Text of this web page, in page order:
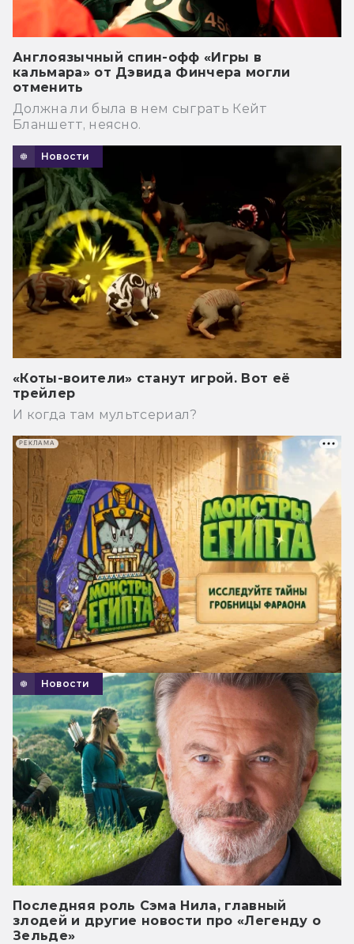
Англоязычный спин-офф «Игры в
кальмара» от Дэвида Финчера могли
отменить
Должна ли была в нем сыграть Кейт
Бланшетт, неясно.
Новости
«Коты-воители» станут игрой. Вот её
трейлер
И когда там мультсериал?
Новости
Последняя роль Сэма Нила, главный
злодей и другие новости про «Легенду о
Зельде»
РЕКЛАМА